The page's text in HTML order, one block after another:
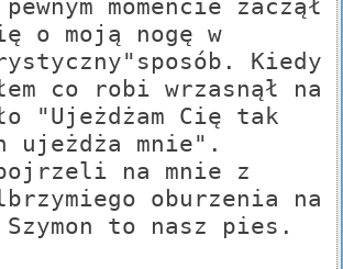
momencie zaczął
o moją nogę w
Kiedy
co robi wrzasnął na
"Ujeżdżam Cię tak
ujeżdża mnie".
na mnie z
oburzenia na
to nasz pies.